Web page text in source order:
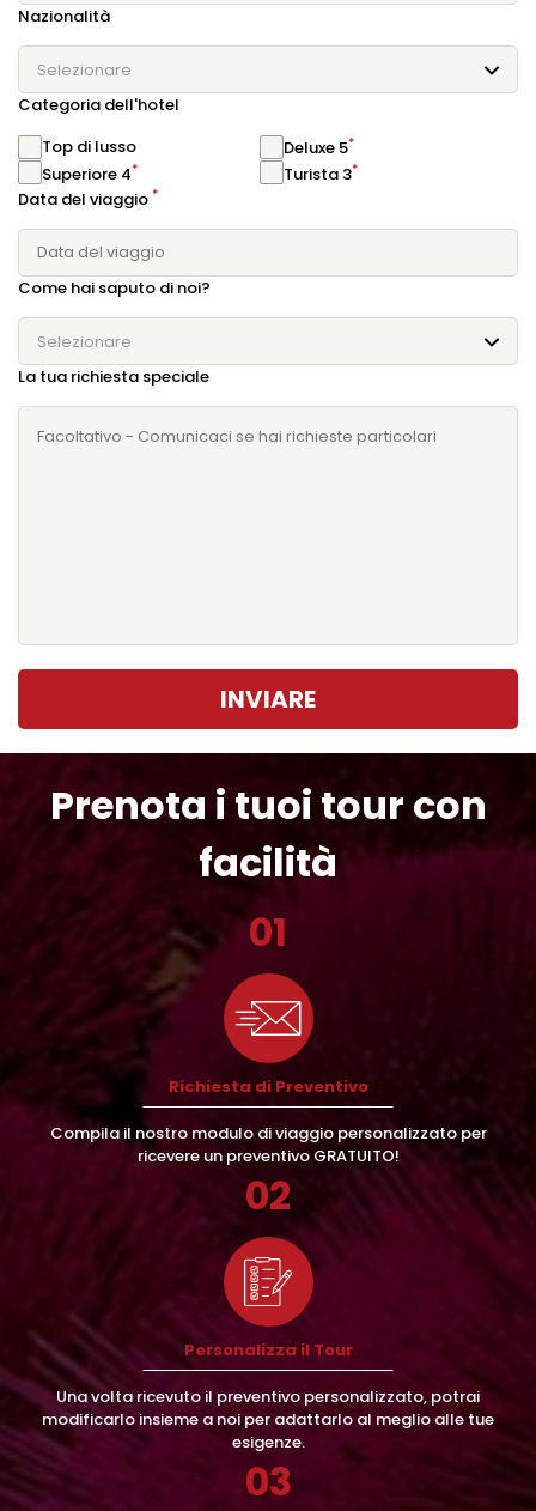
Nazionalità
Selezionare
Categoria dell'hotel
Top di lusso
Deluxe 5*
Superiore 4* Turista 3*
Data del viaggio *
Come hai saputo di noi?
Selezionare
La tua richiesta speciale
INVIARE
Prenota i tuoi tour con
facilità
01
Richiesta di Preventivo
Compila il nostro modulo di viaggio personalizzato per
ricevere un preventivo GRATUITO!
02
Personalizza il Tour
Una volta ricevuto il preventivo personalizzato, potrai
modificarlo insieme a noi per adattarlo al meglio alle tue
esigenze.
03